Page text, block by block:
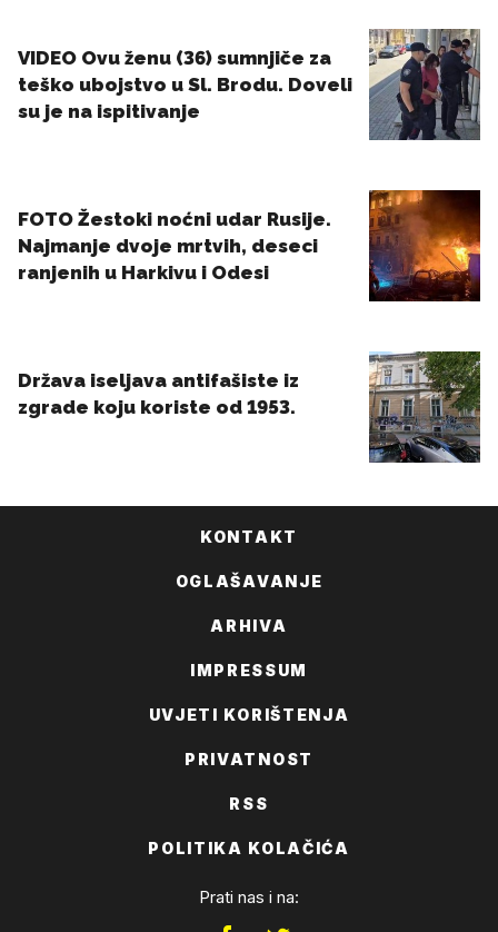
KONTAKT
OGLAŠAVANJE
ARHIVA
IMPRESSUM
UVJETI KORIŠTENJA
PRIVATNOST
RSS
POLITIKA KOLAČIĆA
Prati nas i na: